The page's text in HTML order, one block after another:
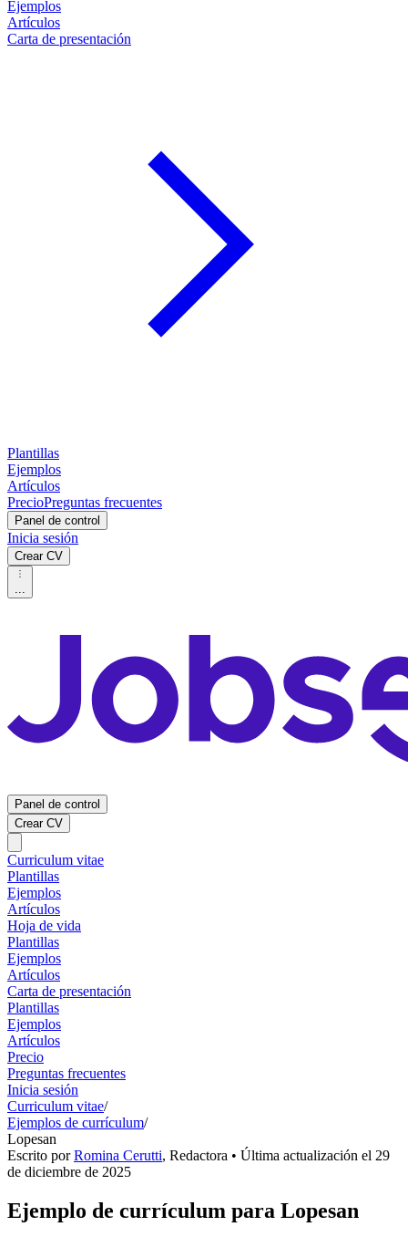
Ejemplos
Artículos
Carta de presentación
Plantillas
Ejemplos
Artículos
PrecioPreguntas frecuentes
Panel de control
Inicia sesión
Crear CV
...
Panel de control
Crear CV
Curriculum vitae
Plantillas
Ejemplos
Artículos
Hoja de vida
Plantillas
Ejemplos
Artículos
Carta de presentación
Plantillas
Ejemplos
Artículos
Precio
Preguntas frecuentes
Inicia sesión
Curriculum vitae/
Ejemplos de currículum/
Lopesan
Escrito porRomina Cerutti, Redactora • Última actualización el 29
de diciembre de 2025
Ejemplo de currículum para Lopesan